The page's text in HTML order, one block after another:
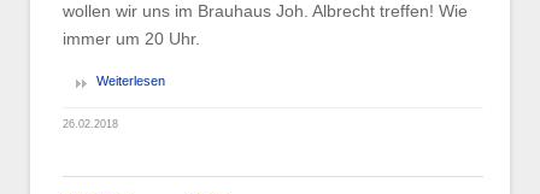
wollen wir uns im Brauhaus Joh. Albrecht treffen! Wie
immer um 20 Uhr.
Weiterlesen
26.02.2018